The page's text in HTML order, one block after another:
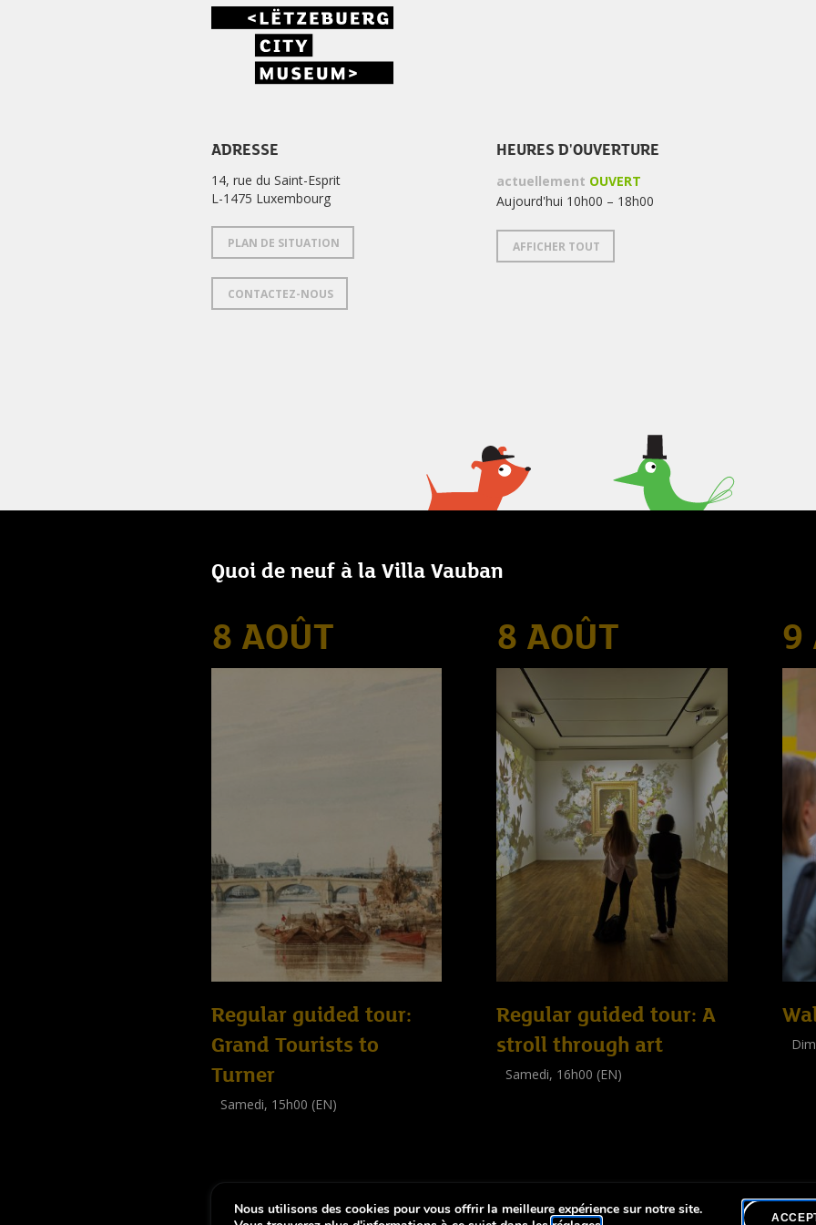
ADRESSE
14, rue du Saint-Esprit
L-1475 Luxembourg
PLAN DE SITUATION
CONTACTEZ-NOUS
HEURES D'OUVERTURE
actuellement OUVERT
Aujourd'hui 10h00 – 18h00
AFFICHER TOUT
Quoi de neuf à la Villa Vauban
8 AOÛT
Regular guided tour:
Grand Tourists to
Turner
Samedi, 15h00 (EN)
8 AOÛT
Regular guided tour: A
stroll through art
Samedi, 16h00 (EN)
9
Notice légale-Déclaration d’accessibilité
Nous utilisons des cookies pour vous offrir la meilleure expérience sur notre site.